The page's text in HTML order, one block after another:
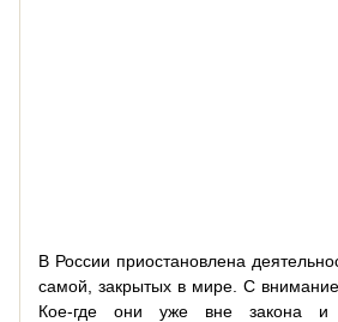
В России приостановлена
самой, закрытых в мире. С
Кое-где они уже вне закона и